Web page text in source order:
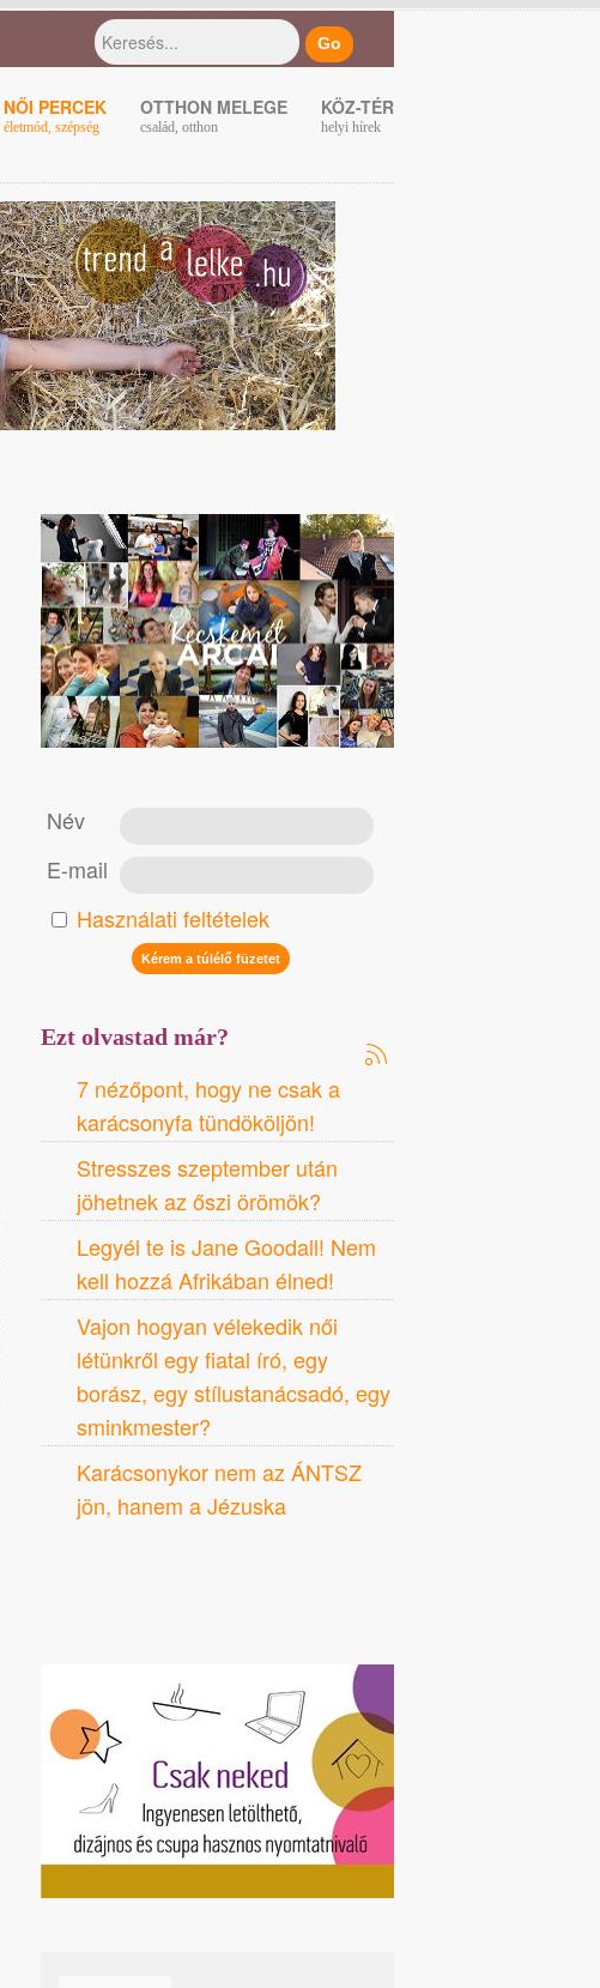
NŐI PERCEK
életmód, szépség
OTTHON MELEGE
család, otthon
KÖZ-TÉR
helyi hírek
Név
E-mail
Használati feltételek
Ezt olvastad már?
7 nézőpont, hogy ne csak a
karácsonyfa tündököljön!
Stresszes szeptember után
jöhetnek az őszi örömök?
Legyél te is Jane Goodall! Nem
kell hozzá Afrikában élned!
Vajon hogyan vélekedik női
létünkről egy fiatal író, egy
borász, egy stílustanácsadó, egy
sminkmester?
Karácsonykor nem az ÁNTSZ
jön, hanem a Jézuska